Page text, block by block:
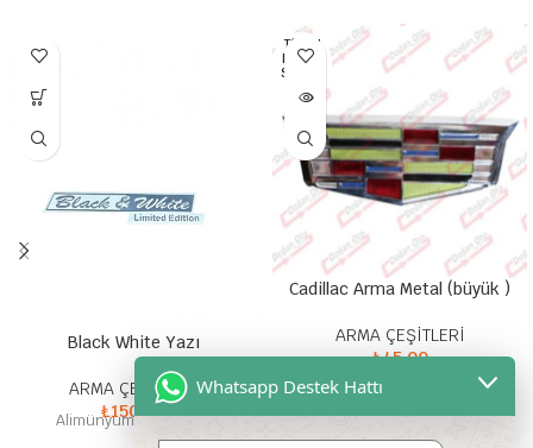
Black White Yazı
ARMA ÇEŞİTLERİ
₺150,00
Alimünyum Metal Yazı
TÜKEN
DI HEP
SI SATI
Cadillac Arma Metal (büyük )
ARMA ÇEŞİTLERİ
₺45,00
Whatsapp Destek Hattı